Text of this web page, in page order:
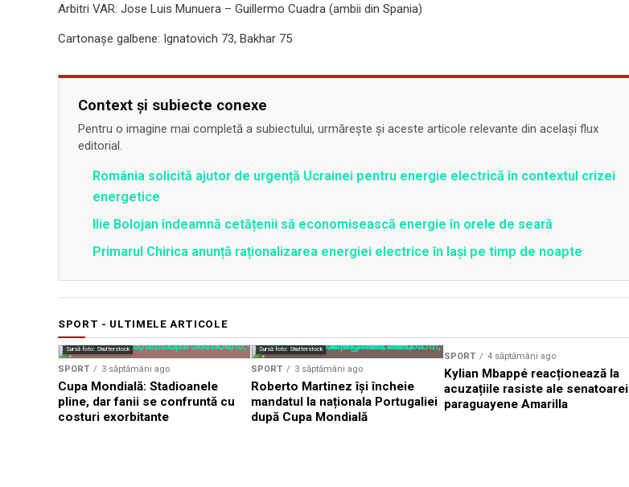
Arbitri VAR: Jose Luis Munuera – Guillermo Cuadra (ambii din Spania)
Cartonașe galbene: Ignatovich 73, Bakhar 75
Context și subiecte conexe
Pentru o imagine mai completă a subiectului, urmărește și aceste articole relevante din același flux
editorial.
România solicită ajutor de urgență Ucrainei pentru energie electrică în contextul crizei
energetice
Ilie Bolojan îndeamnă cetățenii să economisească energie în orele de seară
Primarul Chirica anunță raționalizarea energiei electrice în Iași pe timp de noapte
SPORT - ULTIMELE ARTICOLE
Sursă foto: Shutterstock
SPORT 3 săptămâni ago
Cupa Mondială: Stadioanele
pline, dar fanii se confruntă cu
costuri exorbitante
Sursă foto: Shutterstock
SPORT 3 săptămâni ago
Roberto Martinez își încheie
mandatul la naționala Portugaliei
după Cupa Mondială
SPORT 4 săptămâni ago
Kylian Mbappé reacționează la
acuzațiile rasiste ale senatoarei
paraguayene Amarilla